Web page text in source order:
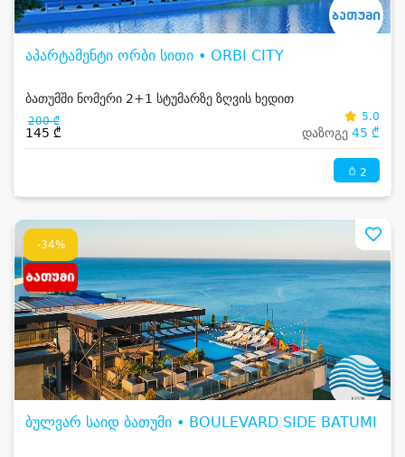
აპარტამენტი ორბი სითი • ORBI CITY
ბათუმში ნომერი 2+1 სტუმარზე ზღვის ხედით
200 ₾
145 ₾
5.0
დაზოგე 45 ₾
2
-34%
ბულვარ საიდ ბათუმი • BOULEVARD SIDE BATUMI